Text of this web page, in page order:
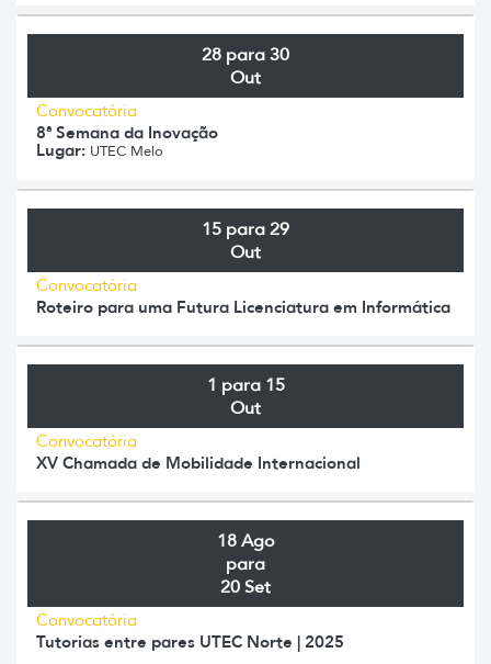
28 para 30
Out
Convocatória
8ª Semana da Inovação
Lugar: UTEC Melo
15 para 29
Out
Convocatória
Roteiro para uma Futura Licenciatura em Informática
1 para 15
Out
Convocatória
XV Chamada de Mobilidade Internacional
18 Ago
para
20 Set
Convocatória
Tutorias entre pares UTEC Norte | 2025